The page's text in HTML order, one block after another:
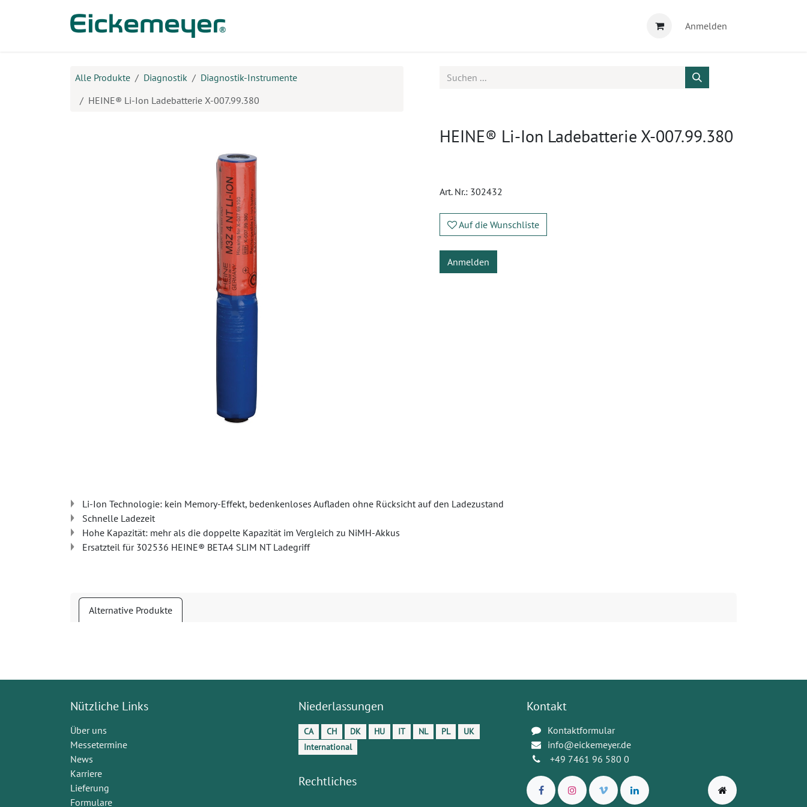
Anmelden
Alle Produkte Diagnostik
Diagnostik-Instrumente
HEINE® Li-Ion Ladebatterie X-007.99.380
HEINE® Li-Ion Ladebatterie X-007.99.380
Art. Nr.: 302432
Auf die Wunschliste
Anmelden
Li-Ion Technologie: kein Memory-Effekt, bedenkenloses Aufladen ohne Rücksicht auf den Ladezustand
Schnelle Ladezeit
Hohe Kapazität: mehr als die doppelte Kapazität im Vergleich zu NiMH-Akkus
Ersatzteil für 302536 HEINE® BETA4 SLIM NT Ladegriff
Alternative Produkte
Nützliche Links
Über uns
Messetermine
News
Karriere
Lieferung
Formulare
Niederlassungen
CA CH DK HU IT NL PL
UK
International
Rechtliches
Kontakt
Kontaktformular
info@eickemeyer.de
+49 7461 96 580 0